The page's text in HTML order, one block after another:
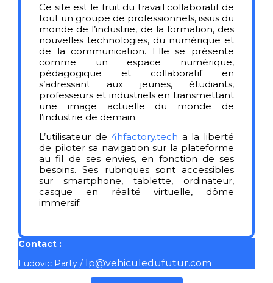
Ce site est le fruit du travail collaboratif de
tout un groupe de professionnels, issus du
monde de l’industrie, de la formation, des
nouvelles technologies, du numérique et
de la communication. Elle se présente
comme un espace numérique,
pédagogique et collaboratif en
s’adressant aux jeunes, étudiants,
professeurs et industriels en transmettant
une image actuelle du monde de
l’industrie de demain.
L’utilisateur de 4hfactory.tech a la liberté
de piloter sa navigation sur la plateforme
au fil de ses envies, en fonction de ses
besoins. Ses rubriques sont accessibles
sur smartphone, tablette, ordinateur,
casque en réalité virtuelle, dôme
immersif.
Contact :
Ludovic Party / lp@vehiculedufutur.com